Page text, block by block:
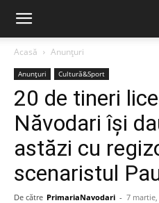
Acasă Anunțuri
Anunțuri Cultură&Sport
20 de tineri
Năvodari își
astăzi cu
scenaristul
De către PrimariaNavodari - 7 martie,